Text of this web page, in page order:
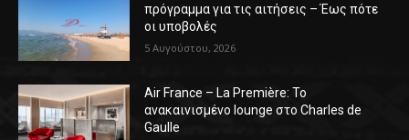
πρόγραμμα για τις αιτήσεις – Έως πότε
οι υποβολές
5 Αυγούστου, 2026
Air France – La Première: Το
ανακαινισμένο lounge στο Charles de
Gaulle